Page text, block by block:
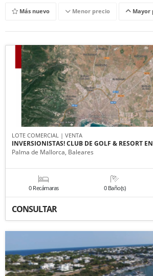
Más nuevo Menor precio Mayor
LOTE COMERCIAL | VENTA
INVERSIONISTAS! CLUB DE GOLF & RESORT
Palma de Mallorca, Baleares
0 Recámaras 0 Baño(s)
CONSULTAR